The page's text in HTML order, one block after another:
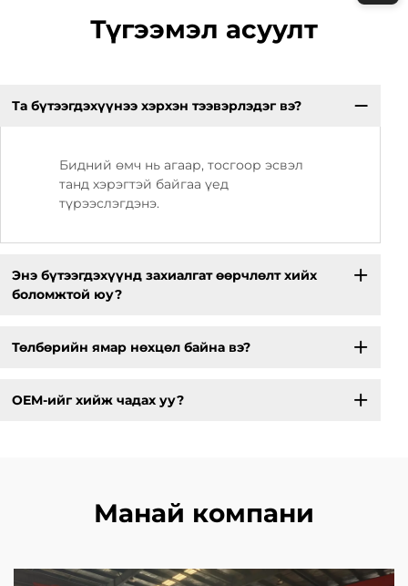
Түгээмэл асуулт
Та бүтээгдэхүүнээ хэрхэн тээвэрлэдэг вэ?
Бидний өмч нь агаар, тосгоор эсвэл
танд хэрэгтэй байгаа үед
түрээслэгдэнэ.
Энэ бүтээгдэхүүнд захиалгат өөрчлөлт хийх
боломжтой юу?
Төлбөрийн ямар нөхцөл байна вэ?
OEM-ийг хийж чадах уу?
Манай компани